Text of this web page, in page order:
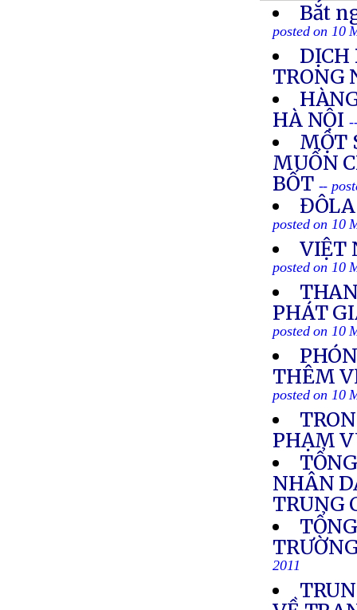
Bắt
posted on 10
DỊCH
TRONG
HÀ NỘI
MỘT
MUỐN
BỐT --
posted on 10
VIỆT
posted on 10
PHÁT
posted on 10
THÊM
posted on 10
PHẠM
NHÂN
TRUNG
2011